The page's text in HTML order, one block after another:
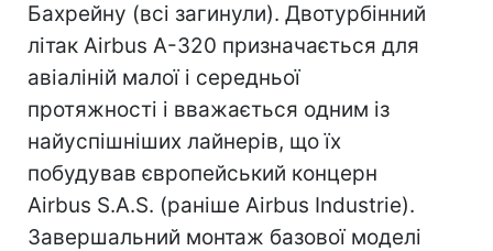
Бахрейну (всі загинули). Двотурбінний
літак Airbus A-320 призначається для
авіаліній малої і середньої
протяжності і вважається одним із
найуспішніших лайнерів, що їх
побудував європейський концерн
Airbus S.A.S. (раніше Airbus Industrie).
Завершальний монтаж базової моделі